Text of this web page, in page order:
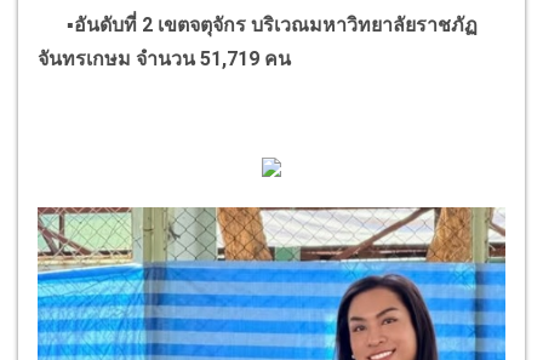
▪อันดับที่ 2 เขตจตุจักร บริเวณมหาวิทยาลัยราชภัฏ
จันทรเกษม จำนวน51,719 คน